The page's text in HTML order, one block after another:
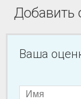
Добавить
Ваша